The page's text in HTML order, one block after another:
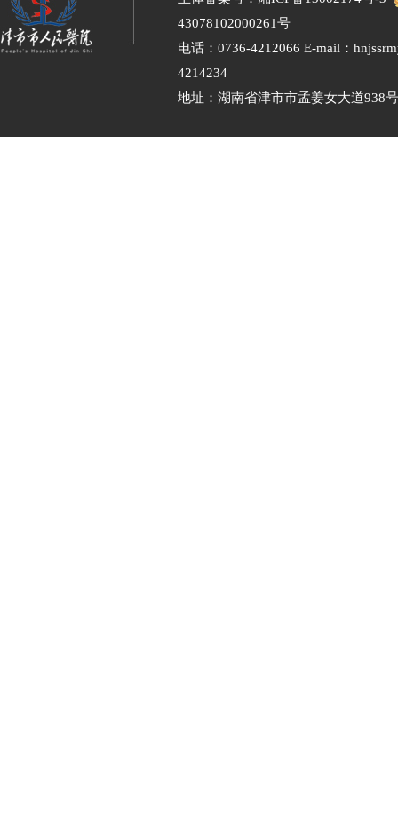
43078102000261号
电话：0736-4212066 E-mail：
4214234
地址：湖南省津市市孟姜女大道938